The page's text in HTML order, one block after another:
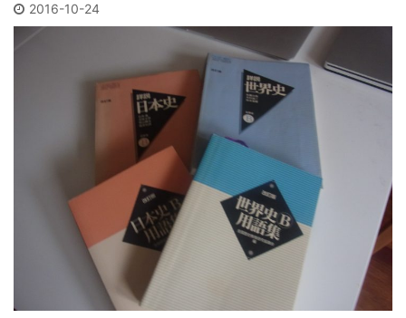
2016-10-24